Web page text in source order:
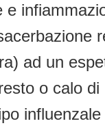
e
ad un
o calo